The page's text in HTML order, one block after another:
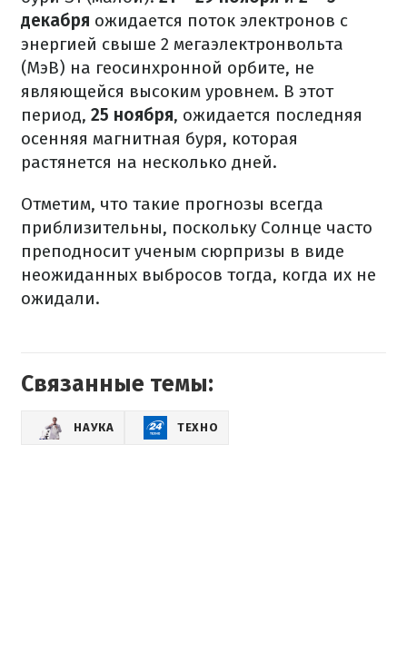
декабря ожидается поток электронов с
энергией свыше 2 мегаэлектронвольта
(МэВ) на геосинхронной орбите, не
являющейся высоким уровнем. В этот
период, 25 ноября, ожидается последняя
осенняя магнитная буря, которая
растянется на несколько дней.
Отметим, что такие прогнозы всегда
приблизительны, поскольку Солнце часто
преподносит ученым сюрпризы в виде
неожиданных выбросов тогда, когда их не
ожидали.
Связанные темы:
НАУКА ТЕХНО